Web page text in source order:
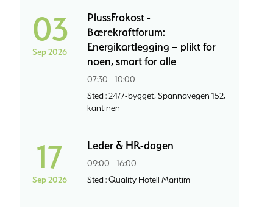
03
Sep 2026
PlussFrokost -
Bærekraftforum:
Energikartlegging – plikt for
noen, smart for alle
07:30 - 10:00
Sted : 24/7-bygget, Spannavegen 152,
kantinen
17
Sep 2026
Leder & HR-dagen
09:00 - 16:00
Sted : Quality Hotell Maritim